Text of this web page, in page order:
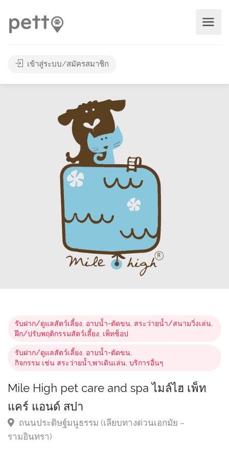
เข้าสู่ระบบ/สมัครสมาชิก
รับฝาก/ดูแลสัตว์เลี้ยง อาบน้ำ-ตัดขน สระว่ายน้ำ/สนามวิ่งเล่น
ฝึก/ปรับพฤติกรรมสัตว์เลี้ยง เพ็ทช็อป
รับฝาก/ดูแลสัตว์เลี้ยง อาบน้ำ-ตัดขน
กิจกรรม เช่น สระว่ายน้ำ,พาเดินเล่น บริการอื่นๆ
Mile High pet care and spa ไมล์ไฮ เพ็ท
แคร์ แอนด์ สปา
ถนนประดิษฐ์มนูธรรม (เลียบทางด่วนเอกมัย –
รามอินทรา)